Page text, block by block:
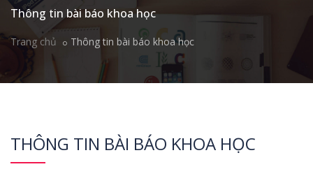
Thông tin bài báo khoa học
Trang chủ Thông tin bài báo khoa học
THÔNG TIN BÀI BÁO KHOA HỌC